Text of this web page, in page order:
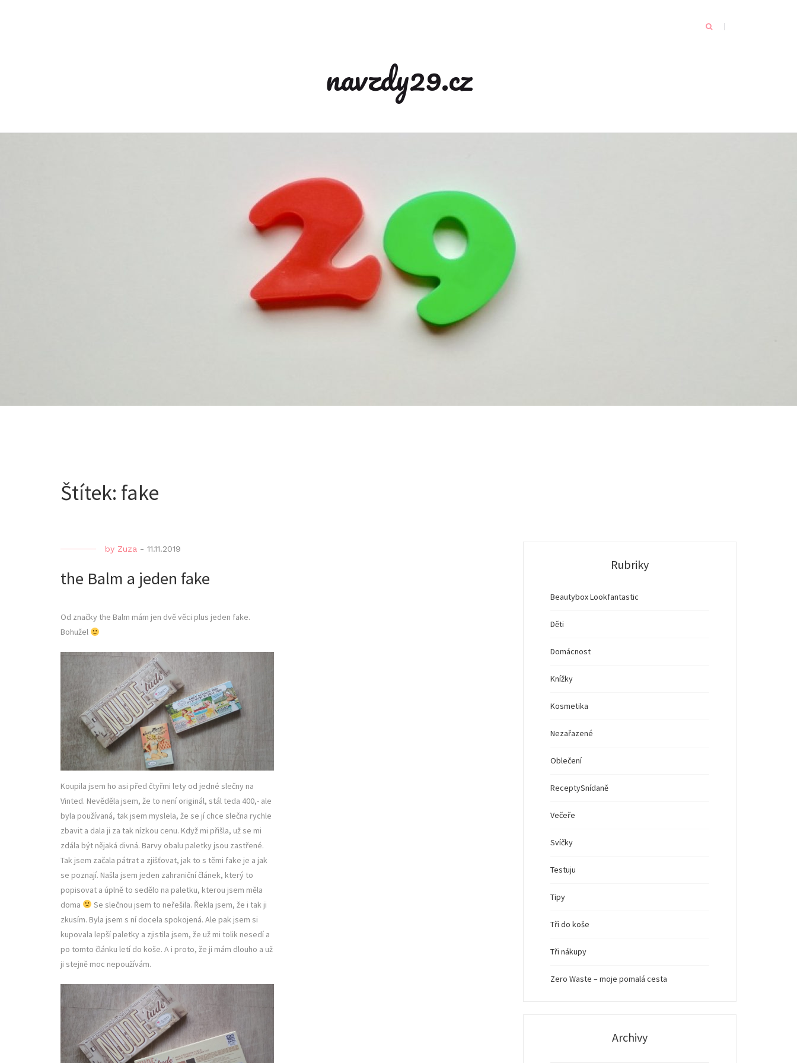
navzdy29.cz
Štítek: fake
by Zuza - 11.11.2019
the Balm a jeden fake
Od značky the Balm mám jen dvě věci plus jeden fake.
Bohužel
Koupila jsem ho asi před čtyřmi lety od jedné slečny na
Vinted. Nevěděla jsem, že to není originál, stál teda 400,- ale
byla používaná, tak jsem myslela, že se jí chce slečna rychle
zbavit a dala ji za tak nízkou cenu. Když mi přišla, už se mi
zdála být nějaká divná. Barvy obalu paletky jsou zastřené.
Tak jsem začala pátrat a zjišťovat, jak to s těmi fake je a jak
se poznají. Našla jsem jeden zahraniční článek, který to
popisovat a úplně to sedělo na paletku, kterou jsem měla
doma
Se slečnou jsem to neřešila. Řekla jsem, že i tak ji
zkusím. Byla jsem s ní docela spokojená. Ale pak jsem si
kupovala lepší paletky a zjistila jsem, že už mi tolik nesedí a
po tomto článku letí do koše. A i proto, že ji mám dlouho a už
ji stejně moc nepoužívám.
Rubriky
Beautybox Lookfantastic
Děti
Domácnost
Knížky
Kosmetika
Nezařazené
Oblečení
ReceptySnídaně
Večeře
Svíčky
Testuju
Tipy
Tři do koše
Tři nákupy
Zero Waste – moje pomalá cesta
Archivy